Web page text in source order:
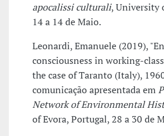
apocalissi culturali, University
14 a 14 de Maio.
Leonardi, Emanuele (2019),
consciousness in working-
the case of Taranto (Italy),
comunicação apresentada em
Network of Environmental
of Evora, Portugal, 28 a 30 de